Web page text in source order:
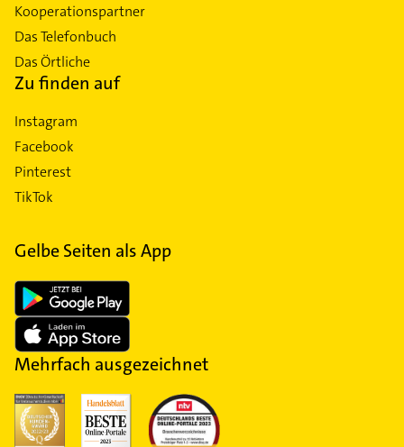
Kooperationspartner
Das Telefonbuch
Das Örtliche
Zu finden auf
Instagram
Facebook
Pinterest
TikTok
Gelbe Seiten als App
Mehrfach ausgezeichnet